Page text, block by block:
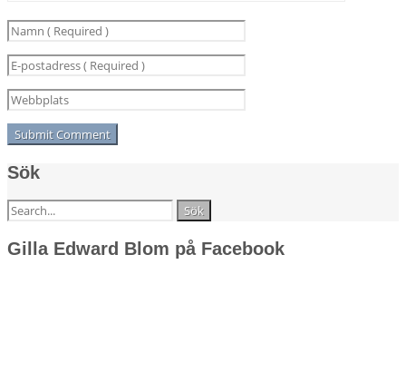
Sök
Sök
Gilla Edward Blom på Facebook